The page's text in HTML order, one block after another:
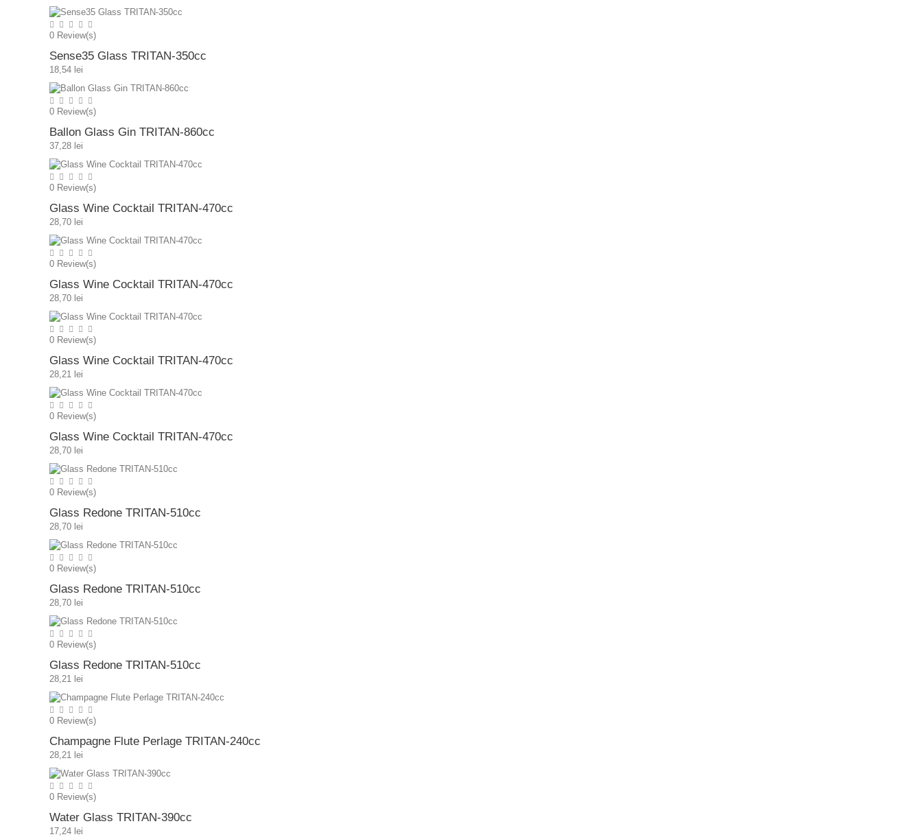
0 Review(s)
Sense35 Glass TRITAN-350cc
18,54 lei
0 Review(s)
Ballon Glass Gin TRITAN-860cc
37,28 lei
0 Review(s)
Glass Wine Cocktail TRITAN-470cc
28,70 lei
0 Review(s)
Glass Wine Cocktail TRITAN-470cc
28,70 lei
0 Review(s)
Glass Wine Cocktail TRITAN-470cc
28,21 lei
0 Review(s)
Glass Wine Cocktail TRITAN-470cc
28,70 lei
0 Review(s)
Glass Redone TRITAN-510cc
28,70 lei
0 Review(s)
Glass Redone TRITAN-510cc
28,70 lei
0 Review(s)
Glass Redone TRITAN-510cc
28,21 lei
0 Review(s)
Champagne Flute Perlage TRITAN-240cc
28,21 lei
0 Review(s)
Water Glass TRITAN-390cc
17,24 lei